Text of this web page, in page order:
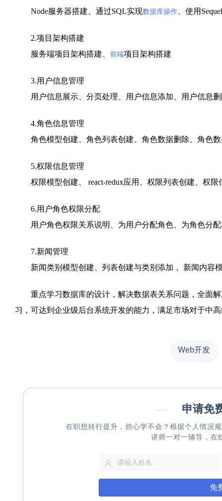
Node服务器搭建、通过SQL实现数据库操作 、使用
2.项目架构搭建
服务端项目架构搭建、 前端项目架构搭建
3.用户信息管理
用户信息展示、分页处理、用户信息添加、用户信息删
4.角色信息管理
角色模型创建、角色列表创建、角色数据删除、角色数
5.权限信息管理
权限模型创建、 react-redux应用、权限列表创建、权限
6.用户角色权限分配
用户角色权限关系说明、为用户分配角色、为角色分配
7.新闻管理
新闻类别模型创建、列表创建与类别添加， 新闻内容
重点学习数据库的设计，解决数据表关系问题，全面解
习，可达到企业级后台系统开发的能力，满足市场对于中
Web开发
— 申请免
在职想转行提升，担心学不会？根据个人情况
讲师一对一辅导，在
免